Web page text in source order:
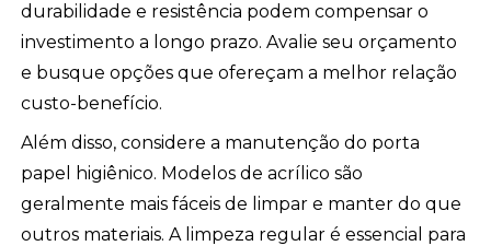
durabilidade e resistência podem compensar o
investimento a longo prazo. Avalie seu orçamento
e busque opções que ofereçam a melhor relação
custo-benefício.
Além disso, considere a manutenção do porta
papel higiênico. Modelos de acrílico são
geralmente mais fáceis de limpar e manter do que
outros materiais. A limpeza regular é essencial para